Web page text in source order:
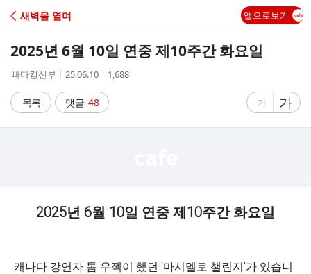
C
A
새벽을 열며 앱으로보기
2025년 6월 10일 연중 제10주간 화요일
작
자
빠다킹신부
작
시
간
25.06.10
조
수
1,688
목록 댓글 48
글
게
가
글
자
가
2025년 6월 10일 연중 제10주간 화요일
캐나다 강연자 톰 우젝이 했던 ‘마시멜로 챌린지’가 있습니